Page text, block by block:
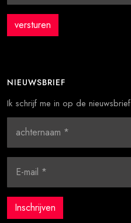
NIEUWSBRIEF
Ik schrijf me in op de nieuwsbrief